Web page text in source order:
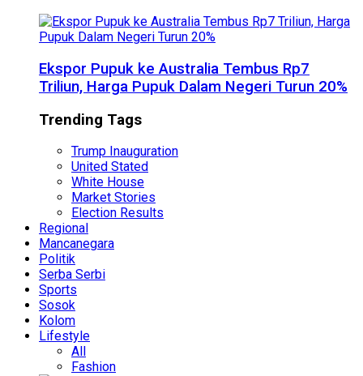
Ekspor Pupuk ke Australia Tembus Rp7
Triliun, Harga Pupuk Dalam Negeri Turun 20%
Trending Tags
Trump Inauguration
United Stated
White House
Market Stories
Election Results
Regional
Mancanegara
Politik
Serba Serbi
Sports
Sosok
Kolom
Lifestyle
All
Fashion